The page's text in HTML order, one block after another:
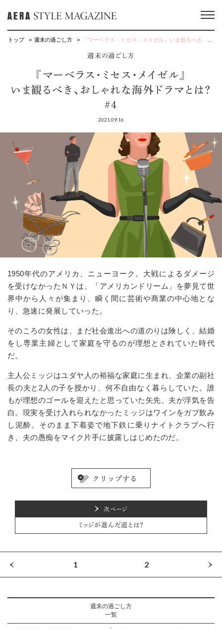
トップ 週末の過ごし方 『マーベラス・ミセス・メイゼル』いま観るべき、おしゃれな海外ドラマとは？ #4
週末の過ごし方
『マーベラス・ミセス・メイゼル』
いま観るべき、おしゃれな海外ドラマとは？
#4
2021.09.16
1950年代のアメリカ、ニューヨーク。大戦によるダメージ
を受けなかったＮＹは、「アメリカンドリーム」を夢見て世
界中から人々が集まり、瞬く間に芸術や商業の中心地とな
り、急速に発展していった。
そのころの女性は、まだ社会進出への道のりは険しく、結婚
をし専業主婦として家庭を守るのが理想とされていた時代
だ。
主人公ミッジはユダヤ人の裕福な家庭に生まれ、企業の副社
長の夫と2人の子を授かり、何不自由なく暮らしていた。誰
もが理想のゴールを迎えたと思っていた矢先、夫が浮気を告
白。現実を受け入れられなかったミッジはワインをガブ飲み
し泥酔。そのまま下着姿で地下鉄に乗りナイトクラブへ行
き、夫の愚痴をマイク片手に披露しはじめたのだ。
次ページ
ミッジが進んだ道とは？
1 2
週末の過ごし方
一覧